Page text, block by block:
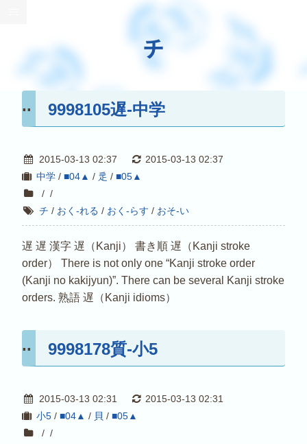
チ
9998105遅-中学
2015-03-13 02:37
2015-03-13 02:37
中学/ ■04▲ / 辵 / ■05▲
/ /
チ / おく-れる / おく-らす / おそ-い
遅 遅 漢字 遅（Kanji） 書き順 遅（Kanji stroke
order） There is not only one “Kanji stroke order
(Kanji no kakijyun)”. There can be several Kanji stroke
orders. 熟語 遅（Kanji idioms）
9998178質-小5
2015-03-13 02:31
2015-03-13 02:31
小5/ ■04▲ / 貝 / ■05▲
/ /